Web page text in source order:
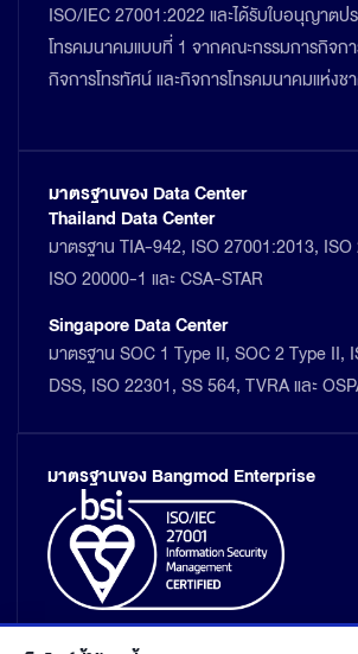
ISO/IEC 27001:2022 และได้รับใบอนุญาตป
โทรคมนาคมแบบที่ 1 จากคณะกรรมการกิจกา
กิจการโทรทัศน์ และกิจการโทรคมนาคมแห่งช
มาตรฐานของ Data Center
Thailand Data Center
มาตรฐาน TIA-942, ISO 27001:2013,
ISO 20000-1 และ CSA-STAR
Singapore Data Center
มาตรฐาน SOC 1 Type II, SOC 2 Type II,
DSS, ISO 22301, SS 564, TVRA และ
มาตรฐานของ Bangmod Enterprise